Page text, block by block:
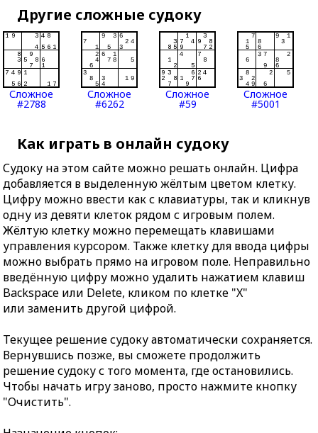
Другие сложные судоку
Сложное
#2788
Сложное
#6262
Сложное
#59
Сложное
#5001
Как играть в онлайн судоку
Судоку на этом сайте можно решать онлайн. Цифра
добавляется в выделенную жёлтым цветом клетку.
Цифру можно ввести как с клавиатуры, так и кликнув
одну из девяти клеток рядом с игровым полем.
Жёлтую клетку можно перемещать клавишами
управления курсором. Также клетку для ввода цифры
можно выбрать прямо на игровом поле. Неправильно
введённую цифру можно удалить нажатием клавиш
Backspace или Delete, кликом по клетке "X"
или заменить другой цифрой.
Текущее решение судоку автоматически сохраняется.
Вернувшись позже, вы сможете продолжить
решение судоку с того момента, где остановились.
Чтобы начать игру заново, просто нажмите кнопку
"Очистить".